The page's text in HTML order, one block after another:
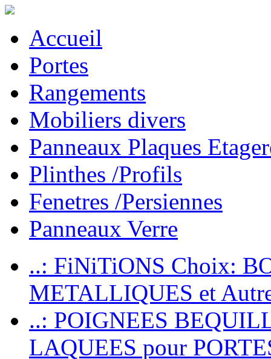
Accueil
Portes
Rangements
Mobiliers divers
Panneaux Plaques
Plinthes /Profils
Fenetres /Persiennes
Panneaux Verre
..: FiNiTiONS Choix:
METALLIQUES et
..: POIGNEES
LAQUEES pour